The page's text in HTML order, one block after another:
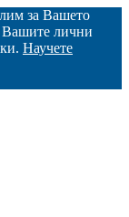
за Вашето
Вашите лични
Научете